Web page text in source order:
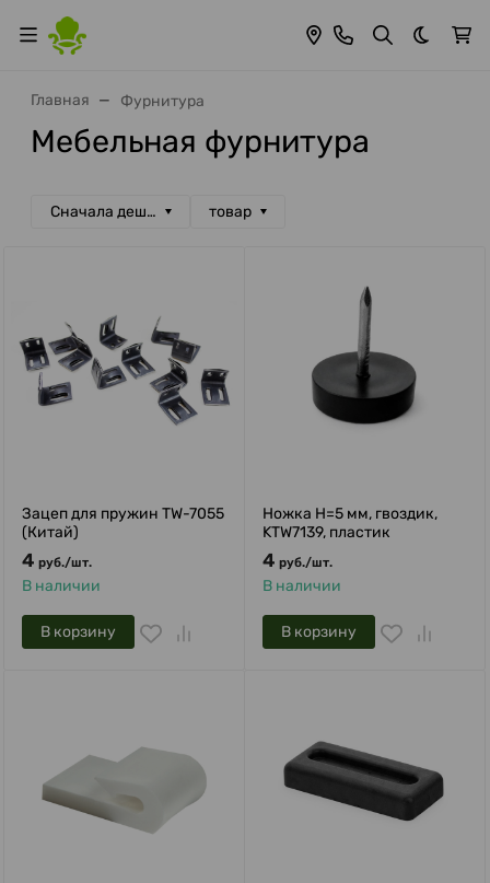
Темная
Главная Фурнитура
Мебельная фурнитура
Сначала дешевые товар
Зацеп для пружин TW-7055
(Китай)
4 руб./шт.
В наличии
В корзину
Ножка H=5 мм, гвоздик,
KTW7139, пластик
4 руб./шт.
В наличии
В корзину